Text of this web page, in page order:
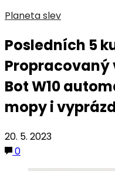
Planeta slev
Posledních 5
Propracovaný
Bot W10
mopy i
20. 5. 2023
0